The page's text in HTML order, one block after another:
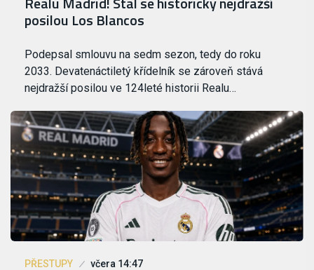
posilou Los Blancos
Podepsal smlouvu na sedm sezon, tedy do roku
2033. Devatenáctiletý křídelník se zároveň stává
nejdražší posilou ve 124leté historii Realu…
PŘESTUPY včera 14:47